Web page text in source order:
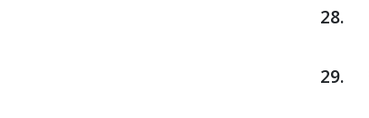
28.
29.